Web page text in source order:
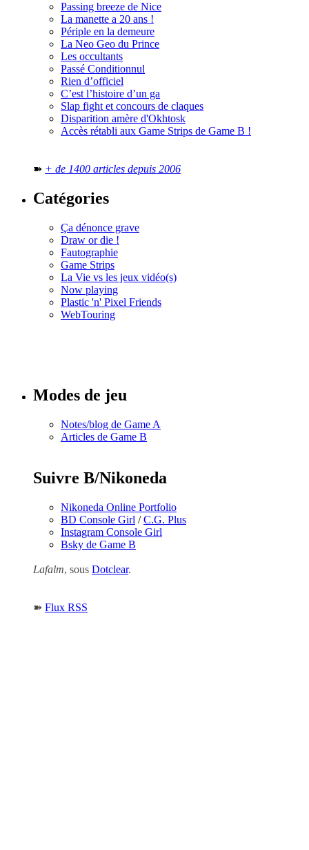
Passing breeze de Nice
La manette a 20 ans !
Périple en la demeure
La Neo Geo du Prince
Les occultants
Passé Conditionnul
Rien d’officiel
C’est l’histoire d’un ga
Slap fight et concours de claques
Disparition amère d'Okhtosk
Accès rétabli aux Game Strips de Game B !
➽ + de 1400 articles depuis 2006
Catégories
Ça dénonce grave
Draw or die !
Fautographie
Game Strips
La Vie vs les jeux vidéo(s)
Now playing
Plastic 'n' Pixel Friends
WebTouring
Modes de jeu
Notes/blog de Game A
Articles de Game B
Suivre B/Nikoneda
Nikoneda Online Portfolio
BD Console Girl /C.G. Plus
Instagram Console Girl
Bsky de Game B
Lafalm, sous Dotclear.
➽ Flux RSS